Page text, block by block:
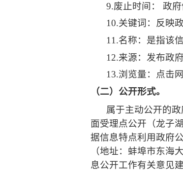
9.废止时间：
政府
10.关键词：反映
11.名称：是指该
12.来源：发布政
13.浏览量：点击
（二）公开形式。
属于主动公开的
面受理点公开 （龙子
据信息特点利用政府
（地址：蚌埠市东海
息公开工作有关意见